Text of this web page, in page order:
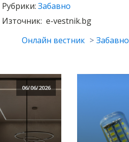
Рубрики: Забавно
Източник: e-vestnik.bg
Онлайн вестник
Забавно
06/06/2026